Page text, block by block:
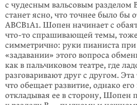
с чудесным вальсовым разделом
станет ясно, что точнее было бы
ABCB1A1. Шопен начинает с
что-то спрашивающей темы,
симметрично: руки пианиста
«задавании» этого вопроса
как в пальчиковом театре, где
разговаривают друг с другом.
что обещает развитие, однако
откладывая ее в сторону, Шопен